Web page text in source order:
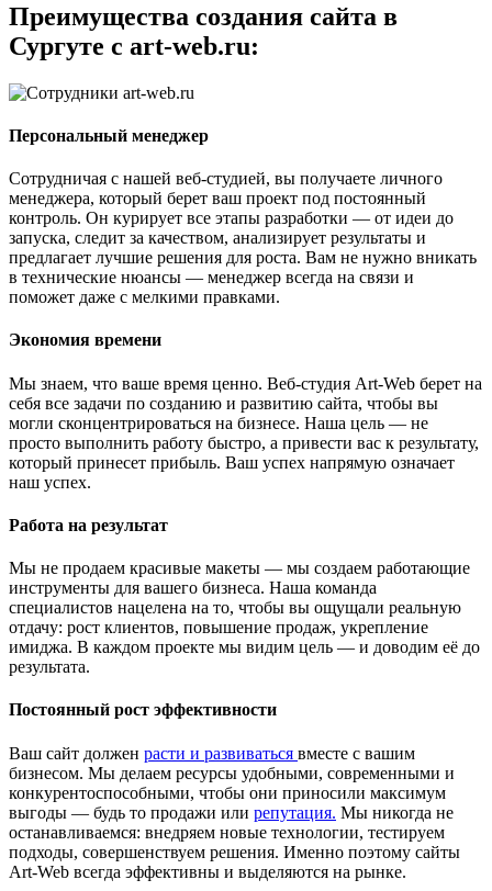
Преимущества создания сайта в
Сургуте с art-web.ru:
Персональный менеджер
Сотрудничая с нашей веб-студией, вы получаете личного
менеджера, который берет ваш проект под постоянный
контроль. Он курирует все этапы разработки — от идеи до
запуска, следит за качеством, анализирует результаты и
предлагает лучшие решения для роста. Вам не нужно вникать
в технические нюансы — менеджер всегда на связи и
поможет даже с мелкими правками.
Экономия времени
Мы знаем, что ваше время ценно. Веб-студия Art-Web берет на
себя все задачи по созданию и развитию сайта, чтобы вы
могли сконцентрироваться на бизнесе. Наша цель — не
просто выполнить работу быстро, а привести вас к результату,
который принесет прибыль. Ваш успех напрямую означает
наш успех.
Работа на результат
Мы не продаем красивые макеты — мы создаем работающие
инструменты для вашего бизнеса. Наша команда
специалистов нацелена на то, чтобы вы ощущали реальную
отдачу: рост клиентов, повышение продаж, укрепление
имиджа. В каждом проекте мы видим цель — и доводим её до
результата.
Постоянный рост эффективности
Ваш сайт должен расти и развиваться вместе с вашим
бизнесом. Мы делаем ресурсы удобными, современными и
конкурентоспособными, чтобы они приносили максимум
выгоды — будь то продажи или репутация. Мы никогда не
останавливаемся: внедряем новые технологии, тестируем
подходы, совершенствуем решения. Именно поэтому сайты
Art-Web всегда эффективны и выделяются на рынке.